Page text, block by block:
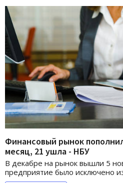
Финансовый рынок
месяц, 21 ушла - НБУ
В декабре на рынок вышли 5
предприятие было исключено